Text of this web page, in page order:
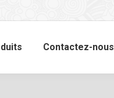
Contactez-nous